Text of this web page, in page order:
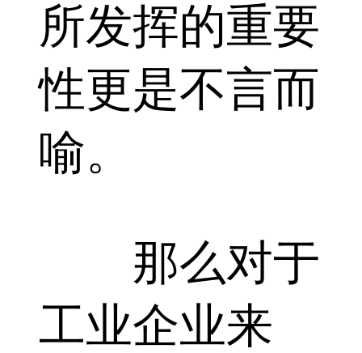
所发挥的重要
性更是不言而
喻。
那么对于
工业企业来